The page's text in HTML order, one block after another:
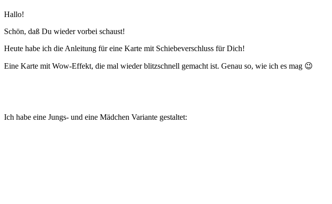
Hallo!
Schön, daß Du wieder vorbei schaust!
Heute habe ich die Anleitung für eine Karte mit Schiebeverschluss für Dich!
Eine Karte mit Wow-Effekt, die mal wieder blitzschnell gemacht ist. Genau so, wie ich es mag 😉
Ich habe eine Jungs- und eine Mädchen Variante gestaltet: